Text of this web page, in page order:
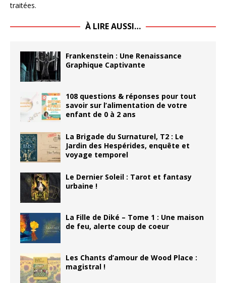
traitées.
À LIRE AUSSI…
Frankenstein : Une Renaissance
Graphique Captivante
108 questions & réponses pour tout
savoir sur l’alimentation de votre
enfant de 0 à 2 ans
La Brigade du Surnaturel, T2 : Le
Jardin des Hespérides, enquête et
voyage temporel
Le Dernier Soleil : Tarot et fantasy
urbaine !
La Fille de Diké – Tome 1 : Une maison
de feu, alerte coup de coeur
Les Chants d’amour de Wood Place :
magistral !